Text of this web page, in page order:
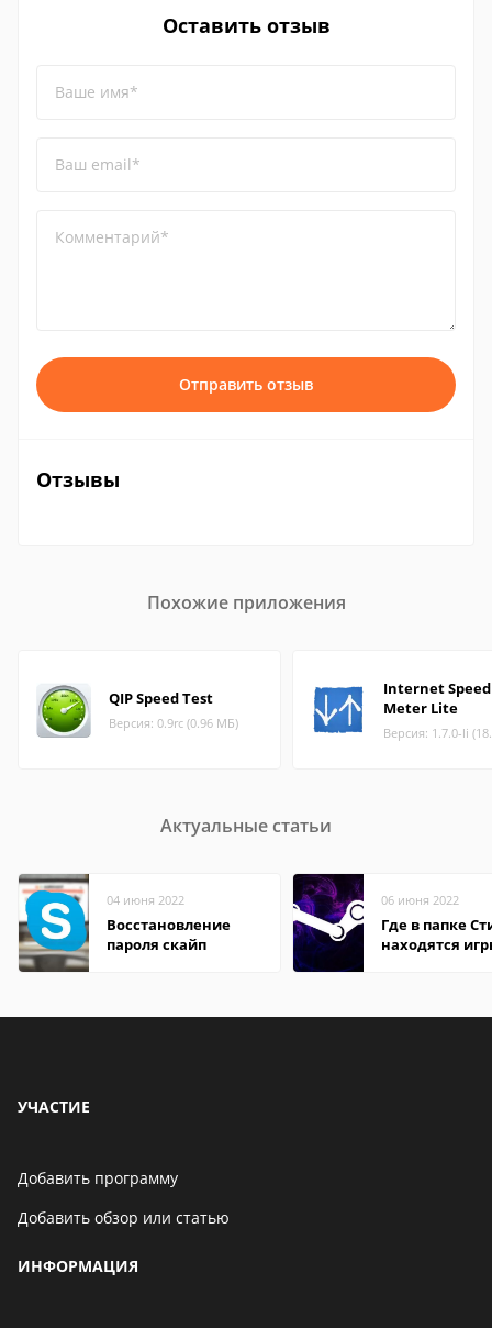
Оставить отзыв
Ваше имя*
Ваш email*
Комментарий*
Отправить отзыв
Отзывы
Похожие приложения
QIP Speed Test
Версия: 0.9rc (0.96 МБ)
Internet Speed
Meter Lite
Версия: 1.7.0-li
Актуальные статьи
04 июня 2022
Восстановление
пароля скайп
06 июня 2022
Где в папке
находятся
УЧАСТИЕ
Добавить программу
Добавить обзор или статью
ИНФОРМАЦИЯ